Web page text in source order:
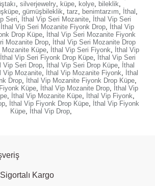
silverjewelry, küpe, kolye, bileklik
, gümüşbileklik tarz benimtarzım İthal
Seri İthal Vip Seri Mozanite
İthal Vip Seri
İthal Vip Seri Mozanite Fiyonk Drop
İthal Vip
Drop Küpe,
İthal Vip Seri Mozanite Fiyonk
Mozanite Drop
İthal Vip Seri Mozanite Drop
Mozanite Küpe İthal Vip Seri Fiyonk
İthal Vip
İthal Vip Seri Fiyonk Drop Küpe,
İthal Vip Seri
Vip Seri Drop İthal Vip Seri Drop Küpe
İthal
Vip Mozanite İthal Vip Mozanite Fiyonk
İthal
Drop, İthal Vip Mozanite Fiyonk Drop Küpe,
Küpe
İthal Vip Mozanite Drop
İthal Vip
İthal Vip Mozanite Küpe İthal Vip Fiyonk
, İthal Vip Fiyonk Drop Küpe,
İthal Vip Fiyonk
Küpe, İthal Vip Drop,
Sigortalı Kargo